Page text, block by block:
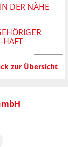
DER NÄHE
HAFT
zur Übersicht